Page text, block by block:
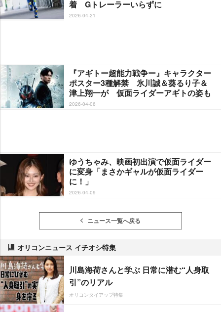
着 Gトレーラーいらずに
2026-04-21
『アギトー超能力戦争ー』キャラクター
ポスター3種解禁 氷川誠＆葵るり子＆
津上翔一が 仮面ライダーアギトの姿も
2026-04-06
ゆうちゃみ、映画初出演で仮面ライダー
に変身「まさかギャルが仮面ライダー
に！」
2026-04-09
ニュース一覧へ戻る
オリコンニュース イチオシ特集
川島海荷さんと学ぶ 日常に潜む“人身取
引”のリアル
オリコンタイアップ特集